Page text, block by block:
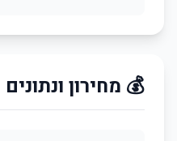
💰 מחירון ונתונים